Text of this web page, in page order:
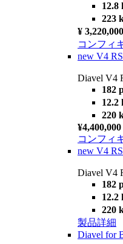
12.8
223
¥
コンフィ
new V4 RS
Diavel V4
182
12.2
220
¥4,400,000
コンフィ
new V4
Diavel V4
182
12.2
220
製品詳細
Diavel for